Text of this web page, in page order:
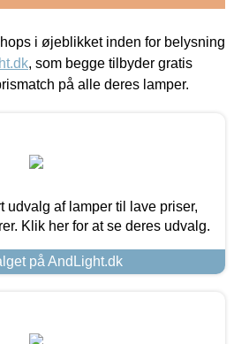
i øjeblikket inden for belysning
, som begge tilbyder gratis
på alle deres lamper.
udvalg af lamper til lave priser,
Klik her for at se deres udvalg.
på AndLight.dk